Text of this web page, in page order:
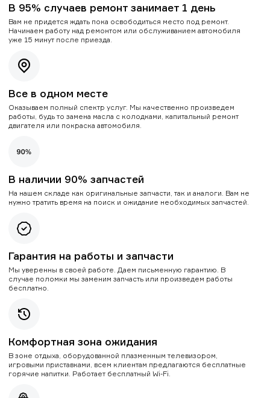
В 95% случаев ремонт занимает 1 день
Вам не придется ждать пока освободиться место под ремонт.
Начинаем работу над ремонтом или обслуживанием автомобиля
уже 15 минут после приезда.
Все в одном месте
Оказываем полный спектр услуг. Мы качественно произведем
работы, будь то замена масла с колодками, капитальный ремонт
двигателя или покраска автомобиля.
В наличии 90% запчастей
На нашем складе как оригинальные запчасти, так и аналоги. Вам не
нужно тратить время на поиск и ожидание необходимых запчастей.
Гарантия на работы и запчасти
Мы уверенны в своей работе. Даем письменную гарантию. В
случае поломки мы заменим запчасть или произведем работы
бесплатно.
Комфортная зона ожидания
В зоне отдыха, оборудованной плазменным телевизором,
игровыми приставками, всем клиентам предлагаются бесплатные
горячие напитки. Работает бесплатный Wi-Fi.